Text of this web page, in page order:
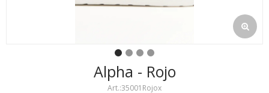
Alpha - Rojo
35001Rojox